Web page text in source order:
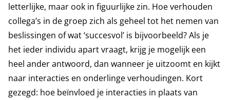
letterlijke, maar ook in figuurlijke zin. Hoe verhouden
collega’s in de groep zich als geheel tot het nemen van
beslissingen of wat ‘succesvol’ is bijvoorbeeld? Als je
het ieder individu apart vraagt, krijg je mogelijk een
heel ander antwoord, dan wanneer je uitzoomt en kijkt
naar interacties en onderlinge verhoudingen. Kort
gezegd: hoe beïnvloed je interacties in plaats van